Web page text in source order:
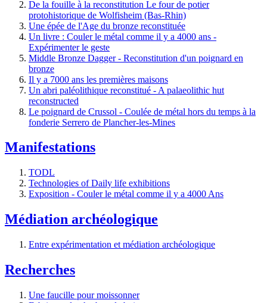
De la fouille à la reconstitution Le four de potier
protohistorique de Wolfisheim (Bas-Rhin)
Une épée de l'Age du bronze reconstituée
Un livre : Couler le métal comme il y a 4000 ans -
Expérimenter le geste
Middle Bronze Dagger - Reconstitution d'un poignard en
bronze
Il y a 7000 ans les premières maisons
Un abri paléolithique reconstitué - A palaeolithic hut
reconstructed
Le poignard de Crussol - Coulée de métal hors du temps à la
fonderie Serrero de Plancher-les-Mines
Manifestations
TODL
Technologies of Daily life exhibitions
Exposition - Couler le métal comme il y a 4000 Ans
Médiation archéologique
Entre expérimentation et médiation archéologique
Recherches
Une faucille pour moissonner